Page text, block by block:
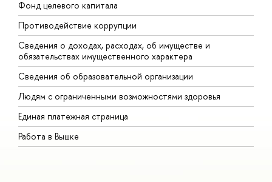
Фонд целевого капитала
Противодействие коррупции
Сведения о доходах, расходах, об имуществе и
обязательствах имущественного характера
Сведения об образовательной организации
Людям с ограниченными возможностями здоровья
Единая платежная страница
Работа в Вышке